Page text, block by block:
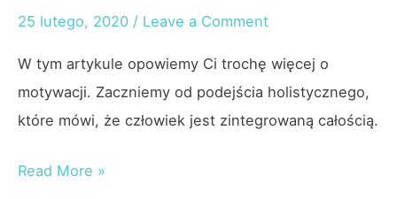
25 lutego, 2020 / Leave a Comment
W tym artykule opowiemy Ci trochę więcej o
motywacji. Zaczniemy od podejścia holistycznego,
które mówi, że człowiek jest zintegrowaną całością.
Motywacja
Read More »